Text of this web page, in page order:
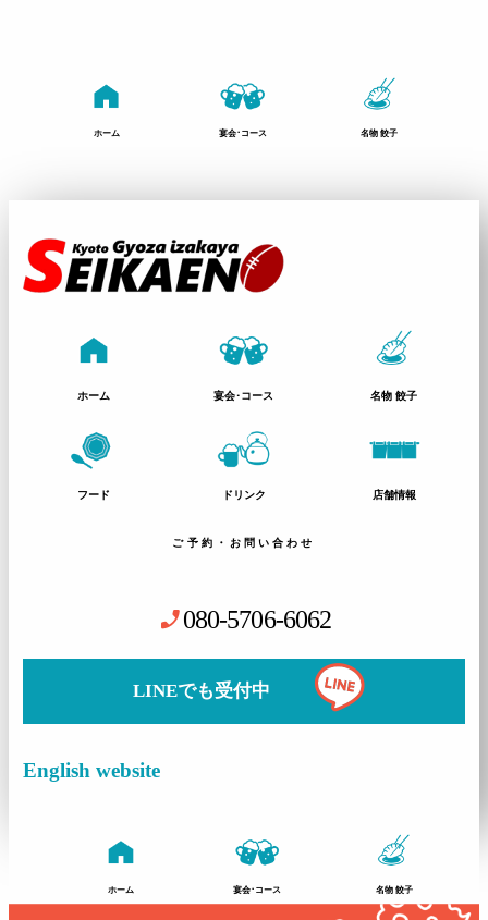
ホーム 宴会･コース 名物 餃子
ホーム 宴会･コース 名物 餃子
フード ドリンク 店舗情報
ご予約・お問い合わせ
phone_enabled080-5706-6062
LINEでも受付中
English website
ホーム 宴会･コース 名物 餃子